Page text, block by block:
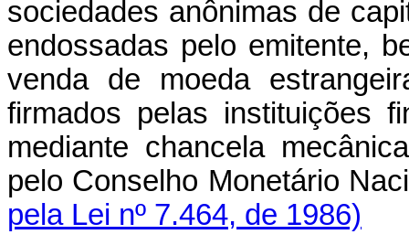
sociedades anônimas de
endossadas pelo emitente,
venda de moeda
firmados pelas instituições
mediante chancela
pelo Conselho
pela Lei nº 7.464, de 1986)